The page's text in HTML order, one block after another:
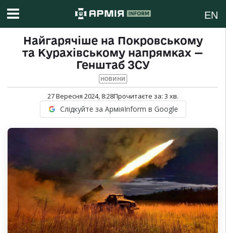
EN
Найгарячіше на Покровському
та Курахівському напрямках —
Генштаб ЗСУ
НОВИНИ
27 Вересня 2024, 8:28Прочитаєте за: 3 хв.
Слідкуйте за АрміяInform в Google